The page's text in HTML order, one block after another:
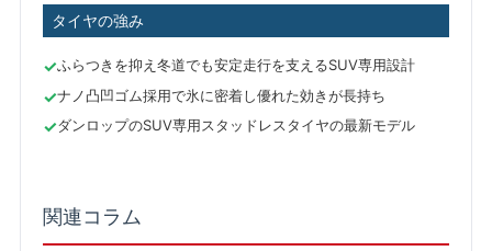
タイヤの強み
ふらつきを抑え冬道でも安定走行を支えるSUV専用設計
ナノ凸凹ゴム採用で氷に密着し優れた効きが長持ち
ダンロップのSUV専用スタッドレスタイヤの最新モデル
関連コラム